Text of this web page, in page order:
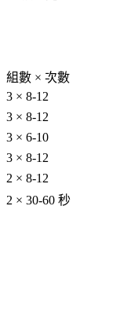
組數 × 次數
3 × 8-12
3 × 8-12
3 × 6-10
3 × 8-12
2 × 8-12
2 × 30-60 秒